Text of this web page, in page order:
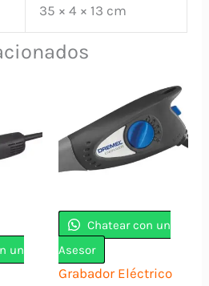
35 × 4 × 13 cm
un
Chatear con un
Asesor
Grabador Eléctrico